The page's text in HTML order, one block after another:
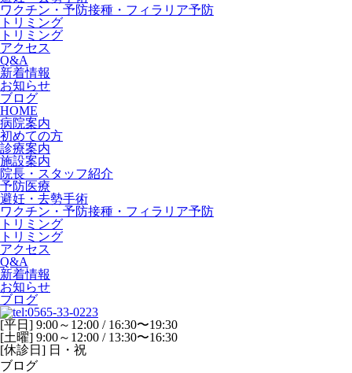
ワクチン・予防接種・フィラリア予防
トリミング
トリミング
アクセス
Q&A
新着情報
お知らせ
ブログ
HOME
病院案内
初めての方
診療案内
施設案内
院長・スタッフ紹介
予防医療
避妊・去勢手術
ワクチン・予防接種・フィラリア予防
トリミング
トリミング
アクセス
Q&A
新着情報
お知らせ
ブログ
[平日] 9:00～12:00 / 16:30〜19:30
[土曜] 9:00～12:00 / 13:30〜16:30
[休診日] 日・祝
ブログ